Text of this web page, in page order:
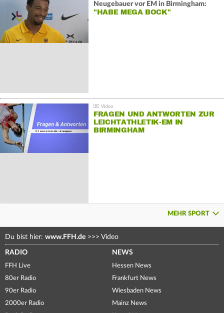
Neugebauer vor EM in Birmingham:
"HABE MEGA BOCK"
FRAGEN UND ANTWORTEN ZUR
LEICHTATHLETIK-EM IN
BIRMINGHAM
MEHR SPORT
Du bist hier: www.FFH.de >>> Video
RADIO
FFH Live
80er Radio
90er Radio
2000er Radio
NEWS
Hessen News
Frankfurt News
Wiesbaden News
Mainz News